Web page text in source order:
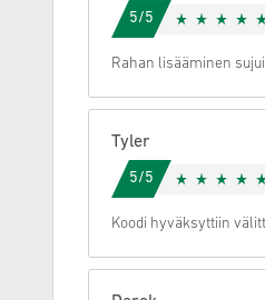
5/5
Rahan lisääminen
Tyler
5/5
Koodi hyväksyttiin